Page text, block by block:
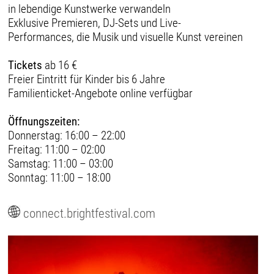
in lebendige Kunstwerke verwandeln
Exklusive Premieren, DJ-Sets und Live-
Performances, die Musik und visuelle Kunst vereinen
Tickets ab 16 €
Freier Eintritt für Kinder bis 6 Jahre
Familienticket-Angebote online verfügbar
Öffnungszeiten:
Donnerstag: 16:00 – 22:00
Freitag: 11:00 – 02:00
Samstag: 11:00 – 03:00
Sonntag: 11:00 – 18:00
connect.brightfestival.com